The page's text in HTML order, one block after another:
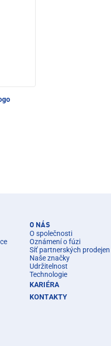
O NÁS
O společnosti
Oznámení o fúzi
Síť partnerských prodejen
Naše značky
Udržitelnost
Technologie
KARIÉRA
KONTAKTY